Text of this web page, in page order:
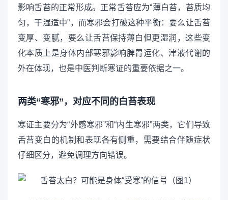
影响舌苔的正常形成。正常舌苔应为“薄白苔，苔质均
匀，干湿适中”，而寒邪会打破这种平衡：要么让舌苔
变厚、变腻，要么让舌苔保持薄白但更湿润，这些变
化本质上是身体内部寒邪影响脾胃运化、津液代谢的
外在体现，也是中医判断寒证的重要依据之一。
两类“寒邪”，对应不同的白苔表现
寒证主要分为“外感寒邪”和“内生寒邪”两类，它们导致
舌苔变白的机制和表现各有侧重，需要结合伴随症状
仔细区分，避免调理方向错误。